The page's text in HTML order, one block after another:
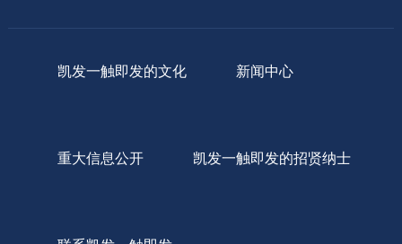
凯发一触即发的文化 新闻中心
重大信息公开 凯发一触即发的招贤纳士